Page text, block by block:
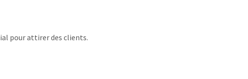
pour attirer des clients.